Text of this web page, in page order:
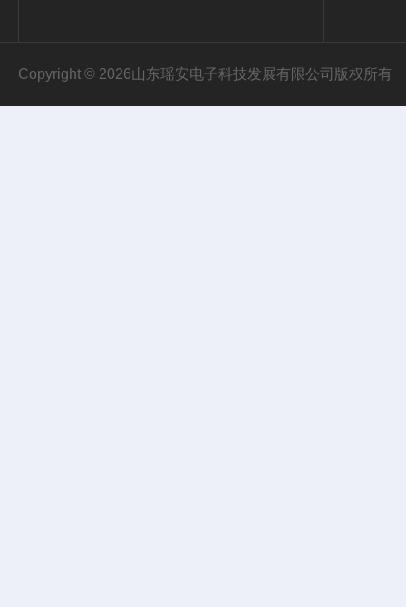
Copyright © 2026山东瑶安电子科技发展有限公司版权所有